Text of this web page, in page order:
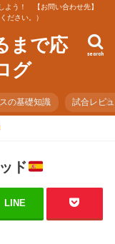
よう！ 【お問い合わせ先】
ださい。）
まで応
グ
search
の基礎知識 試合レビ
ド
LINE